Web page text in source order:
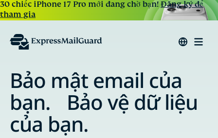
30 chiếc iPhone 17 Pro mới đang chờ bạn!Đăng ký để
tham gia
email của
vệ dữ liệu
Trả lời